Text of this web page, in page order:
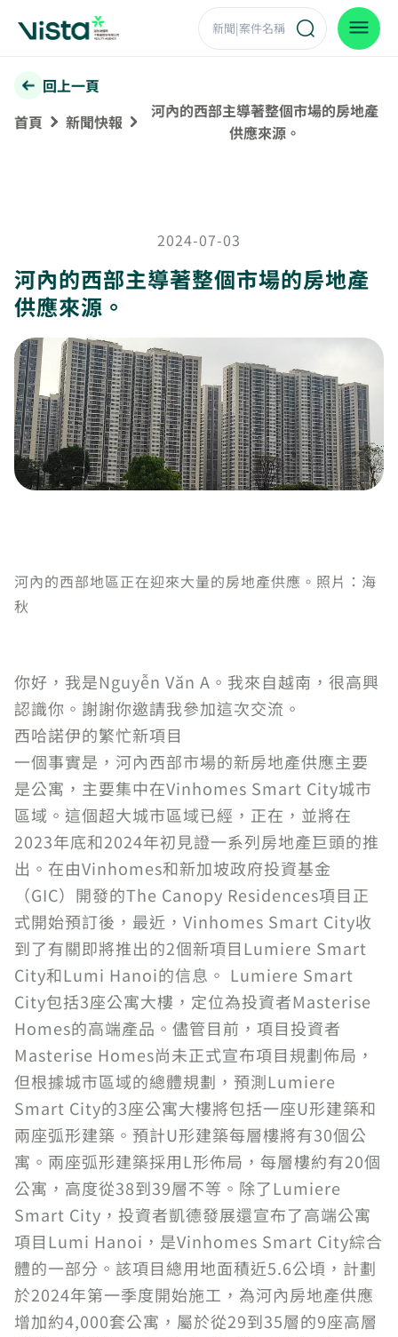
回上一頁
首頁
新聞快報
河內的西部主導著整個市場的房地產
供應來源。
2024-07-03
河內的西部主導著整個市場的房地產
供應來源。
河內的西部地區正在迎來大量的房地產供應。照片：海
秋
你好，我是Nguyễn Văn A。我來自越南，很高興
認識你。謝謝你邀請我參加這次交流。
西哈諾伊的繁忙新項目
一個事實是，河內西部市場的新房地產供應主要
是公寓，主要集中在Vinhomes Smart City城市
區域。這個超大城市區域已經，正在，並將在
2023年底和2024年初見證一系列房地產巨頭的推
出。在由Vinhomes和新加坡政府投資基金
（GIC）開發的The Canopy Residences項目正
式開始預訂後，最近，Vinhomes Smart City收
到了有關即將推出的2個新項目Lumiere Smart
City和Lumi Hanoi的信息。 Lumiere Smart
City包括3座公寓大樓，定位為投資者Masterise
Homes的高端產品。儘管目前，項目投資者
Masterise Homes尚未正式宣布項目規劃佈局，
但根據城市區域的總體規劃，預測Lumiere
Smart City的3座公寓大樓將包括一座U形建築和
兩座弧形建築。預計U形建築每層樓將有30個公
寓。兩座弧形建築採用L形佈局，每層樓約有20個
公寓，高度從38到39層不等。除了Lumiere
Smart City，投資者凱德發展還宣布了高端公寓
項目Lumi Hanoi，是Vinhomes Smart City綜合
體的一部分。該項目總用地面積近5.6公頃，計劃
於2024年第一季度開始施工，為河內房地產供應
增加約4,000套公寓，屬於從29到35層的9座高層